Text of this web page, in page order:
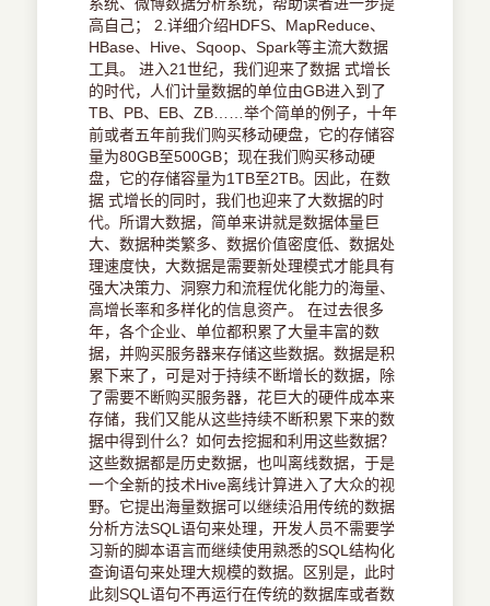
系统、微博数据分析系统，帮助读者进一步提
高自己； 2.详细介绍HDFS、MapReduce、
HBase、Hive、Sqoop、Spark等主流大数据
工具。 进入21世纪，我们迎来了数据 式增长
的时代，人们计量数据的单位由GB进入到了
TB、PB、EB、ZB……举个简单的例子，十年
前或者五年前我们购买移动硬盘，它的存储容
量为80GB至500GB；现在我们购买移动硬
盘，它的存储容量为1TB至2TB。因此，在数
据 式增长的同时，我们也迎来了大数据的时
代。所谓大数据，简单来讲就是数据体量巨
大、数据种类繁多、数据价值密度低、数据处
理速度快，大数据是需要新处理模式才能具有
强大决策力、洞察力和流程优化能力的海量、
高增长率和多样化的信息资产。 在过去很多
年，各个企业、单位都积累了大量丰富的数
据，并购买服务器来存储这些数据。数据是积
累下来了，可是对于持续不断增长的数据，除
了需要不断购买服务器，花巨大的硬件成本来
存储，我们又能从这些持续不断积累下来的数
据中得到什么？如何去挖掘和利用这些数据？
这些数据都是历史数据，也叫离线数据，于是
一个全新的技术Hive离线计算进入了大众的视
野。它提出海量数据可以继续沿用传统的数据
分析方法SQL语句来处理，开发人员不需要学
习新的脚本语言而继续使用熟悉的SQL结构化
查询语句来处理大规模的数据。区别是，此时
此刻SQL语句不再运行在传统的数据库或者数